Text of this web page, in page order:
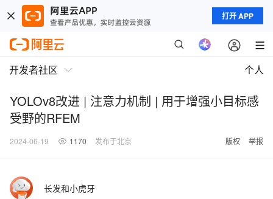
打开 APP
开发者社区 个人
YOLOv8改进 | 注意力机制 | 用于增强小目标感
受野的RFEM
2024-06-19 1170 发布于北京 版权 举报
长发和小虎牙